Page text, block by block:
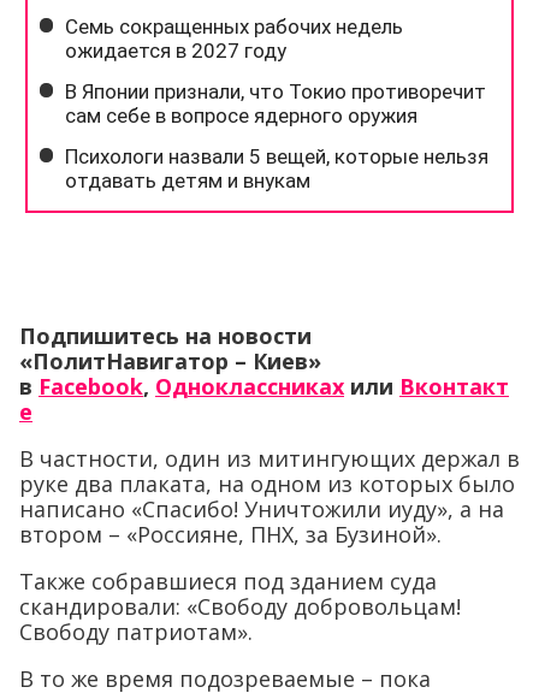
Подпишитесь на новости
«ПолитНавигатор – Киев»
в Facebook, Одноклассниках или Вконтакт
е
В частности, один из митингующих держал в
руке два плаката, на одном из которых было
написано «Спасибо! Уничтожили иуду», а на
втором – «Россияне, ПНХ, за Бузиной».
Также собравшиеся под зданием суда
скандировали: «Свободу добровольцам!
Свободу патриотам».
В то же время подозреваемые – пока